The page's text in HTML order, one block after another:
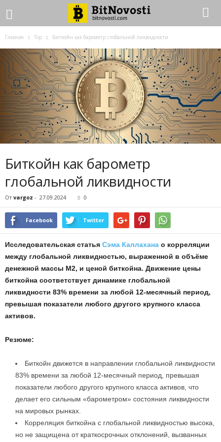
Главная Top Биткойн как барометр глобальной ликвидности
Биткойн как барометр
глобальной ликвидности
От vargoz - 27.09.2024 0
Facebook Twitter
Исследовательская статья Сэма Каллахана о корреляции
между глобальной ликвидностью, выраженной в объёме
денежной массы M2, и ценой биткойна. Движение цены
биткойна соответствует динамике глобальной
ликвидности 83% времени за любой 12-месячный период,
превышая показатели любого другого крупного класса
активов.
Резюме:
Биткойн движется в направлении глобальной ликвидности
83% времени за любой 12-месячный период, превышая
показатели любого другого крупного класса активов, что
делает его сильным «барометром» состояния ликвидности
на мировых рынках.
Корреляция биткойна с глобальной ликвидностью высока,
но не защищена от краткосрочных отклонений, вызванных